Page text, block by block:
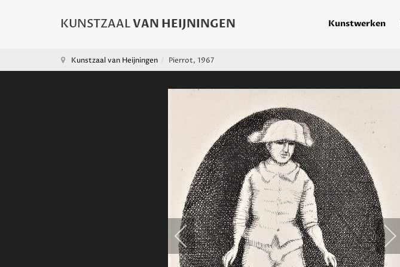
Kunstwerken
Kunstzaal van Heijningen Pierrot, 1967